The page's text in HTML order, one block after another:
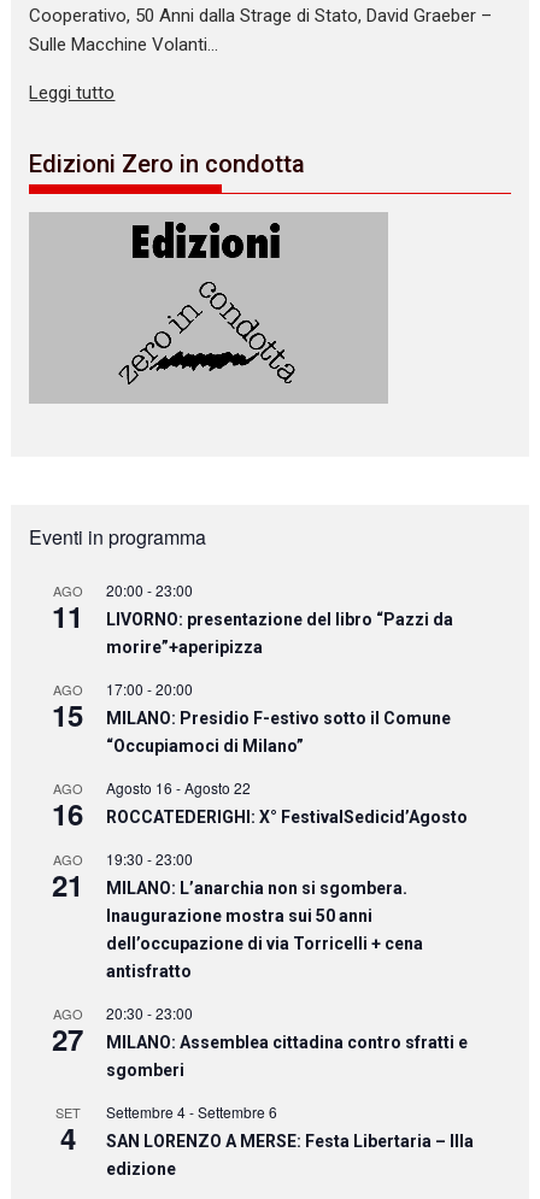
Cooperativo, 50 Anni dalla Strage di Stato, David Graeber –
Sulle Macchine Volanti…
Leggi tutto
Edizioni Zero in condotta
Eventi in programma
AGO
11
20:00 -23:00
LIVORNO: presentazione del libro “Pazzi da
morire”+aperipizza
AGO
15
17:00 -20:00
MILANO: Presidio F-estivo sotto il Comune
“Occupiamoci di Milano”
AGO
16
Agosto 16 -Agosto 22
ROCCATEDERIGHI: X° FestivalSedicid’Agosto
AGO
21
19:30 -23:00
MILANO: L’anarchia non si sgombera.
Inaugurazione mostra sui 50 anni
dell’occupazione di via Torricelli + cena
antisfratto
AGO
27
20:30 -23:00
MILANO: Assemblea cittadina contro sfratti e
sgomberi
SET
4
Settembre 4-Settembre 6
SAN LORENZO A MERSE: Festa Libertaria – IIIa
edizione